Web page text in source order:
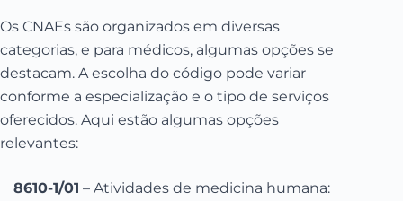
Os CNAEs são organizados em diversas
categorias, e para médicos, algumas opções se
destacam. A escolha do código pode variar
conforme a especialização e o tipo de serviços
oferecidos. Aqui estão algumas opções
relevantes:
8610-1/01 – Atividades de medicina humana: